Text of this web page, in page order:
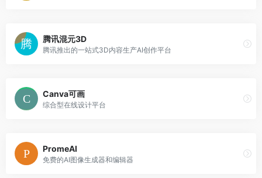
腾讯混元3D
腾讯推出的一站式3D内容生产AI创作平台
Canva可画
综合型在线设计平台
PromeAI
免费的AI图像生成器和编辑器